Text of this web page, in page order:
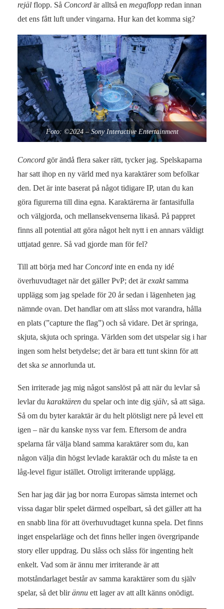
rejäl flopp. Så Concord är alltså en megaflopp redan innan
det ens fått luft under vingarna. Hur kan det komma sig?
Foto: ©2024 – Sony Interactive Entertainment
Concord gör ändå flera saker rätt, tycker jag. Spelskaparna
har satt ihop en ny värld med nya karaktärer som befolkar
den. Det är inte baserat på något tidigare IP, utan du kan
göra figurerna till dina egna. Karaktärerna är fantasifulla
och välgjorda, och mellansekvenserna likaså. På pappret
finns all potential att göra något helt nytt i en annars väldigt
uttjatad genre. Så vad gjorde man för fel?
Till att börja med har Concord inte en enda ny idé
överhuvudtaget när det gäller PvP; det ärexaktsamma
upplägg som jag spelade för 20 år sedan i lägenheten jag
nämnde ovan. Det handlar om att slåss mot varandra, hålla
en plats (”capture the flag”) och så vidare. Det är springa,
skjuta, skjuta och springa. Världen som det utspelar sig i har
ingen som helst betydelse; det är bara ett tunt skinn för att
det ska se annorlunda ut.
Sen irriterade jag mig något sanslöst på att när du levlar så
levlar du karaktären du spelar och inte dig själv, så att säga.
Så om du byter karaktär är du helt plötsligt nere på level ett
igen – när du kanske nyss var fem. Eftersom de andra
spelarna får välja bland samma karaktärer som du, kan
någon välja din högst levlade karaktär och du måste ta en
låg-level figur istället. Otroligt irriterande upplägg.
Sen har jag där jag bor norra Europas sämsta internet och
vissa dagar blir spelet därmed ospelbart, så det gäller att ha
en snabb lina för att överhuvudtaget kunna spela. Det finns
inget enspelarläge och det finns heller ingen övergripande
story eller uppdrag. Du slåss och slåss för ingenting helt
enkelt. Vad som är ännu mer irriterande är att
motståndarlaget består av samma karaktärer som du själv
spelar, så det blirännu ett lager av att allt känns onödigt.